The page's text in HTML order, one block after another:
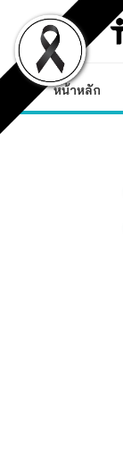
content
หน้าหลัก